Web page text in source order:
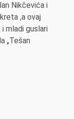
Nikčevića i
,a ovaj
mladi guslari
„Tešan